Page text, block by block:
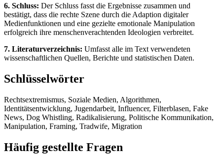
6. Schluss: Der Schluss fasst die Ergebnisse zusammen und
bestätigt, dass die rechte Szene durch die Adaption digitaler
Medienfunktionen und eine gezielte emotionale Manipulation
erfolgreich ihre menschenverachtenden Ideologien verbreitet.
7. Literaturverzeichnis: Umfasst alle im Text verwendeten
wissenschaftlichen Quellen, Berichte und statistischen Daten.
Schlüsselwörter
Rechtsextremismus, Soziale Medien, Algorithmen,
Identitätsentwicklung, Jugendarbeit, Influencer, Filterblasen, Fake
News, Dog Whistling, Radikalisierung, Politische Kommunikation,
Manipulation, Framing, Tradwife, Migration
Häufig gestellte Fragen